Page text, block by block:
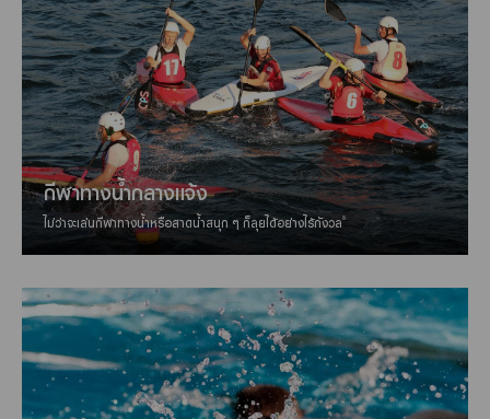
กีฬาทางน้ำกลางแจ้ง
ไม่ว่าจะเล่นกีฬาทางน้ำหรือสาดน้ำสนุก ๆ ก็ลุยได้อย่างไร้กังวล 8